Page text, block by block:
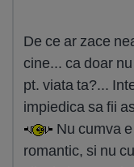
De ce ar zace
cine... ca doar
pt. viata ta?...
impiedica sa fii
Nu cumva
romantic, si nu